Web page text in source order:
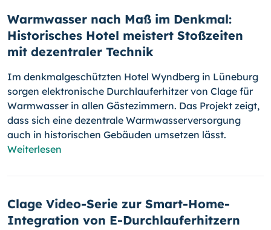
Warmwasser nach Maß im Denkmal:
Historisches Hotel meistert Stoßzeiten
mit dezentraler Technik
Im denkmalgeschützten Hotel Wyndberg in Lüneburg
sorgen elektronische Durchlauferhitzer von Clage für
Warmwasser in allen Gästezimmern. Das Projekt zeigt,
dass sich eine dezentrale Warmwasserversorgung
auch in historischen Gebäuden umsetzen lässt.
Weiterlesen
Clage Video-Serie zur Smart-Home-
Integration von E-Durchlauferhitzern